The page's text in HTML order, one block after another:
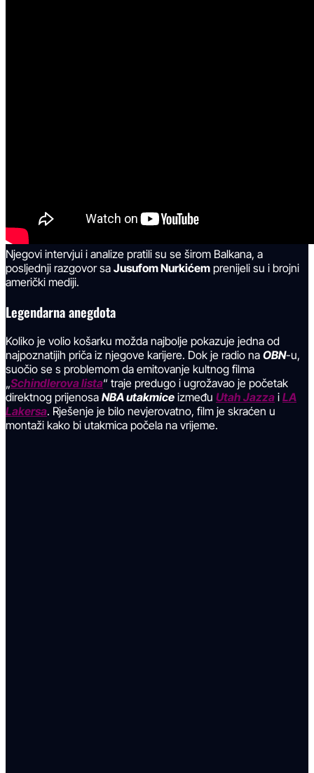
Njegovi intervjui i analize pratili su se širom Balkana, a
posljednji razgovor sa Jusufom Nurkićem prenijeli su i brojni
američki mediji.
Legendarna anegdota
Koliko je volio košarku možda najbolje pokazuje jedna od
najpoznatijih priča iz njegove karijere. Dok je radio na OBN-u,
suočio se s problemom da emitovanje kultnog filma
„Schindlerova lista“ traje predugo i ugrožavao je početak
direktnog prijenosa NBA utakmice između Utah Jazza i LA
Lakersa. Rješenje je bilo nevjerovatno, film je skraćen u
montaži kako bi utakmica počela na vrijeme.